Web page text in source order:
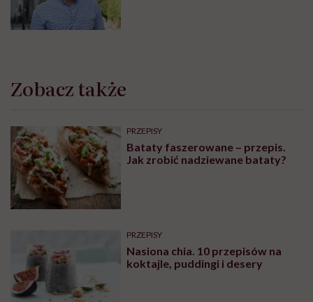
Zobacz także
PRZEPISY
Bataty faszerowane – przepis.
Jak zrobić nadziewane bataty?
PRZEPISY
Nasiona chia. 10 przepisów na
koktajle, puddingi i desery